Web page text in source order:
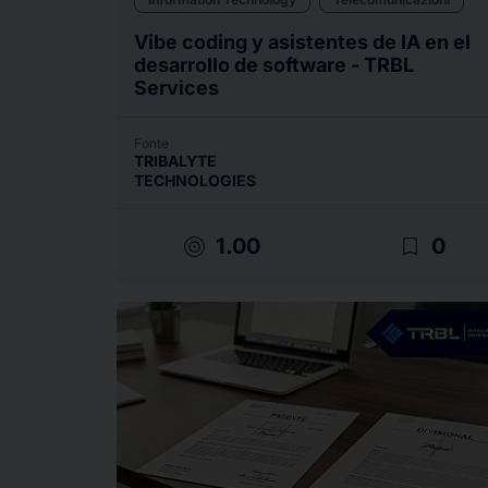
Vibe coding y asistentes de IA en el
desarrollo de software - TRBL
Services
Fonte
TRIBALYTE
TECHNOLOGIES
target 1.00 bookmark_border 0